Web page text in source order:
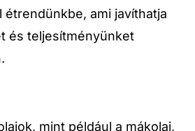
étrendünkbe, ami javíthatja
és teljesítményünket
mint például a mákolaj,